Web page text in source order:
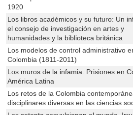
1920
Los libros académicos y su futuro: Un
el consejo de investigación en artes y
humanidades y la biblioteca británica
Los modelos de control administrativo
Colombia (1811-2011)
Los muros de la infamia: Prisiones en
América Latina
Los retos de la Colombia
disciplinares diversas en las ciencias